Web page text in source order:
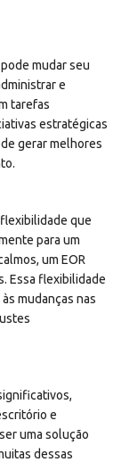
mudar seu
e
tarefas
estratégicas
gerar melhores
flexibilidade que
para um
um EOR
Essa flexibilidade
mudanças nas
e
uma solução
dessas